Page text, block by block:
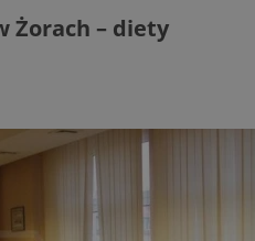
Żorach – diety